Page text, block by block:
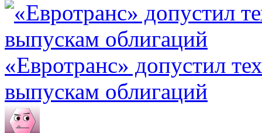
«Евротранс» допустил
выпускам облигаций